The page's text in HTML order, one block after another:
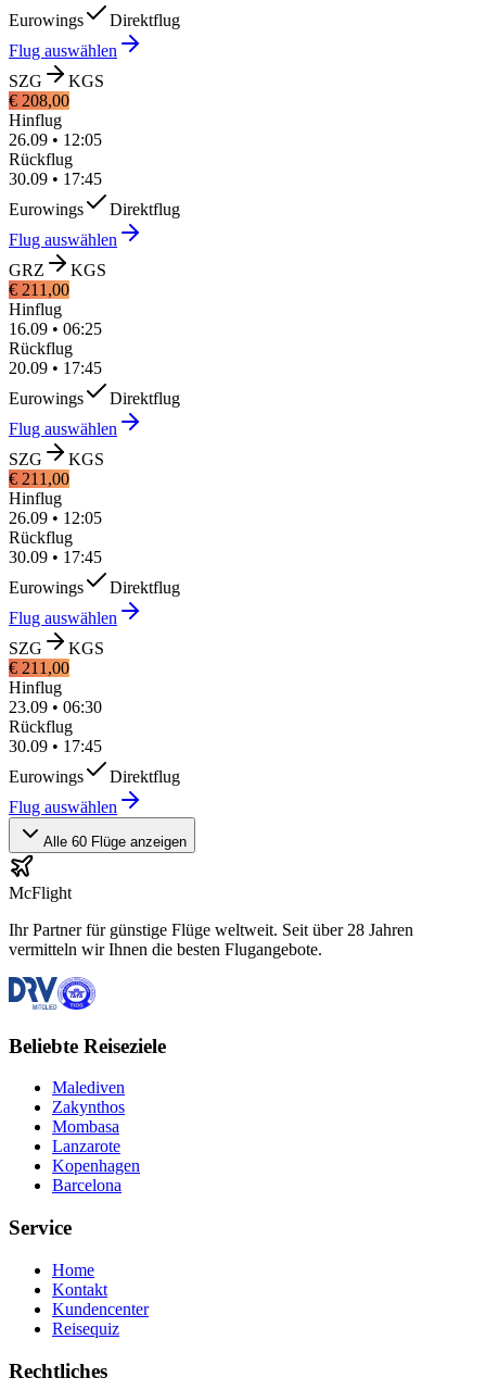
Eurowings
Direktflug
Flug auswählen
SZG
KGS
€ 208,00
Hinflug
26.09 • 12:05
Rückflug
30.09 • 17:45
Eurowings
Direktflug
Flug auswählen
GRZ
KGS
€ 211,00
Hinflug
16.09 • 06:25
Rückflug
20.09 • 17:45
Eurowings
Direktflug
Flug auswählen
SZG
KGS
€ 211,00
Hinflug
26.09 • 12:05
Rückflug
30.09 • 17:45
Eurowings
Direktflug
Flug auswählen
SZG
KGS
€ 211,00
Hinflug
23.09 • 06:30
Rückflug
30.09 • 17:45
Eurowings
Direktflug
Flug auswählen
Alle 60 Flüge anzeigen
McFlight
Ihr Partner für günstige Flüge weltweit. Seit über 28 Jahren
vermitteln wir Ihnen die besten Flugangebote.
Beliebte Reiseziele
Malediven
Zakynthos
Mombasa
Lanzarote
Kopenhagen
Barcelona
Service
Home
Kontakt
Kundencenter
Reisequiz
Rechtliches